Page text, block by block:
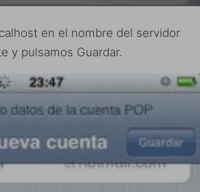
en el nombre del servidor
y pulsamos Guardar.